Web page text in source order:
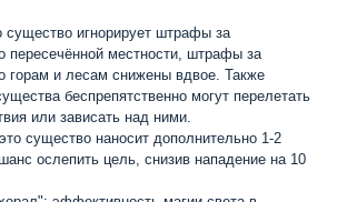
существо игнорирует штрафы за
пересечённой местности, штрафы за
горам и лесам снижены вдвое. Также
беспрепятственно могут перелетать
или зависать над ними.
существо наносит дополнительно 1-2
ослепить цель, снизив нападение на 10